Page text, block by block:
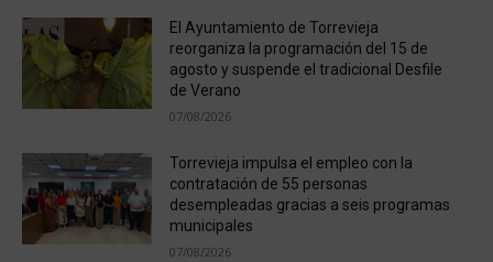
El Ayuntamiento de Torrevieja
reorganiza la programación del 15 de
agosto y suspende el tradicional Desfile
de Verano
07/08/2026
Torrevieja impulsa el empleo con la
contratación de 55 personas
desempleadas gracias a seis programas
municipales
07/08/2026